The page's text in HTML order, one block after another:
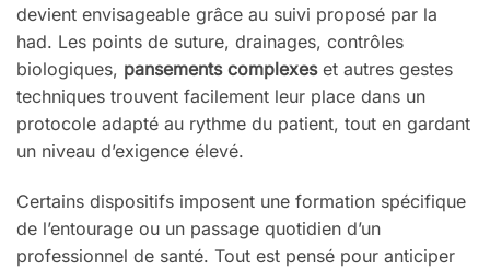
devient envisageable grâce au suivi proposé par la
had. Les points de suture, drainages, contrôles
biologiques, pansements complexeset autres gestes
techniques trouvent facilement leur place dans un
protocole adapté au rythme du patient, tout en gardant
un niveau d’exigence élevé.
Certains dispositifs imposent une formation spécifique
de l’entourage ou un passage quotidien d’un
professionnel de santé. Tout est pensé pour anticiper